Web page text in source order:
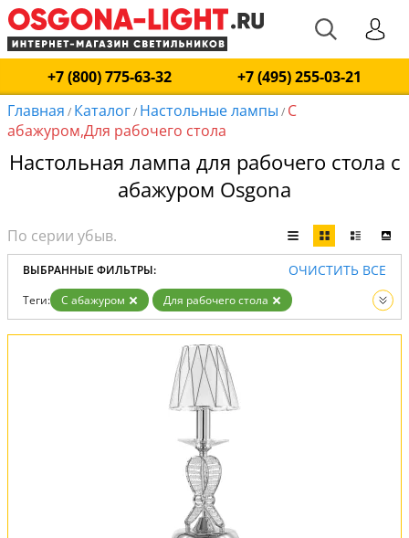
+7 (800) 775-63-32
+7 (495) 255-03-21
Главная / Каталог/ Настольные лампы / С
абажуром,Для рабочего стола
Настольная лампа для рабочего стола с
абажуром Osgona
ВЫБРАННЫЕ ФИЛЬТРЫ: ОЧИСТИТЬ ВСЕ
Теги: С абажуром
Для рабочего стола
Вид:
Настольные лампы